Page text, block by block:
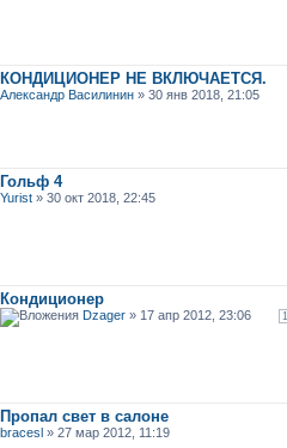
КОНДИЦИОНЕР НЕ ВКЛЮЧАЕТСЯ.
Александр Василинин » 30 янв 2018, 21:05
Гольф 4
Yurist » 30 окт 2018, 22:45
Кондиционер
1
Dzager » 17 апр 2012, 23:06
Пропал свет в салоне
bracesl » 27 мар 2012, 11:19